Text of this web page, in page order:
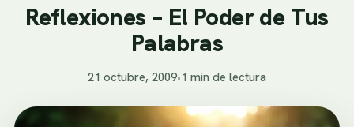
Reflexiones – El Poder de Tus
Palabras
21 octubre, 2009•1 min de lectura